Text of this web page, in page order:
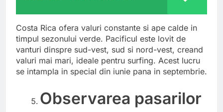
Costa Rica ofera valuri constante si ape calde in
timpul sezonului verde. Pacificul este lovit de
vanturi dinspre sud-vest, sud si nord-vest, creand
valuri mai mari, ideale pentru surfing. Acest lucru
se intampla in special din iunie pana in septembrie.
Observarea pasarilor